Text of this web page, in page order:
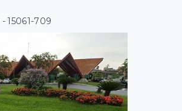
- 15061-709